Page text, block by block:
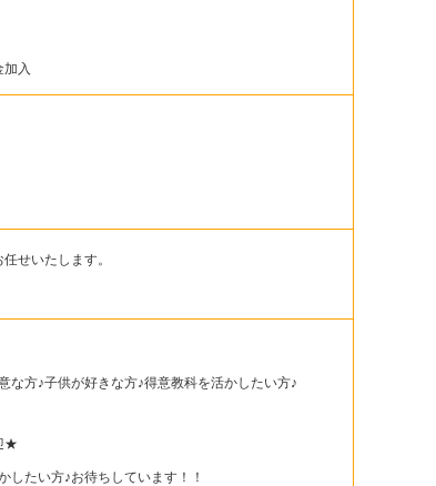
入
せいたします。
な方♪子供が好きな方♪得意教科を活かしたい方♪
★
したい方♪お待ちしています！！